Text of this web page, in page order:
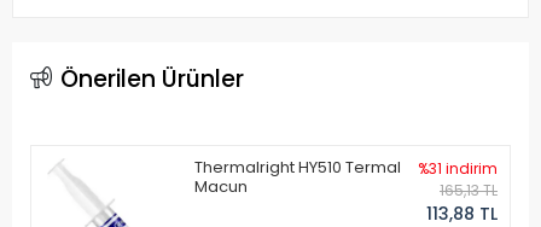
Önerilen Ürünler
Thermalright HY510 Termal
Macun
%31 indirim
165,13 TL
113,88 TL